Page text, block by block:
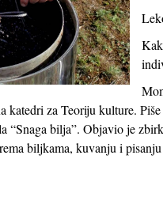
katedri za Teoriju kulture.
“Snaga bilja”. Objavio je
biljkama, kuvanju i